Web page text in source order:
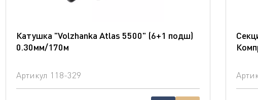
Катушка "Volzhanka Atlas 5500" (6+1 подш)
0.30мм/170м
Артикул 118-329